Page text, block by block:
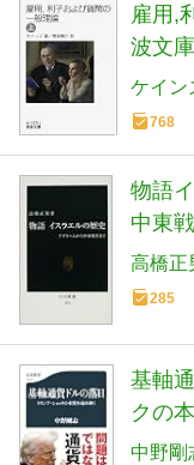
雇用,
波文
ケイン
768
物語
中東
高橋正
285
基軸
クの
中野剛